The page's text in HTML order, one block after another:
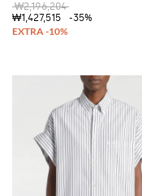
₩2,196,204
₩1,427,515
-35%